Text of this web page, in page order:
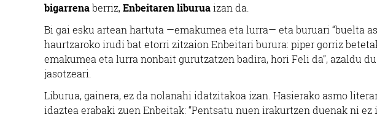
bigarrenaberriz,Enbeitaren liburuaizan da.
Bi gai esku artean hartuta —emakumea eta lurra— eta buruari “buelta
haurtzaroko irudi bat etorri zitzaion Enbeitari burura: piper gorriz
emakumea eta lurra nonbait gurutzatzen badira, hori Feli da”, azaldu
jasotzeari.
Liburua, gainera, ez da nolanahi idatzitakoa izan. Hasierako asmo
idaztea erabaki zuen Enbeitak: “Pentsatu nuen irakurtzen duenak ni